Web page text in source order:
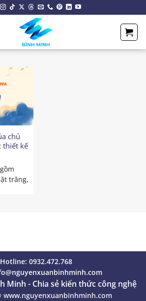
chủ
thiết kế
trăng,
Hotline: 0932.472.768
Minh - Chia sẻ kiến thức công nghệ
www.nguyenxuanbinhminh.com